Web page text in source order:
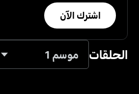
اشترك الآن
الحلقات موسم 1